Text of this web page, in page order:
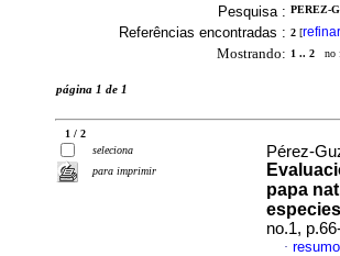
Pesquisa : PEREZ-
Referências encontradas : 2 [refinar
Mostrando: 1 .. 2 no
página 1 de 1
1 / 2
seleciona
para imprimir
Pérez-
papa
no.1,
·